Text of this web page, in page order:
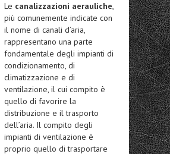
Le canalizzazioni aerauliche,
più comunemente indicate con
il nome di canali d’aria,
rappresentano una parte
fondamentale degli impianti di
condizionamento, di
climatizzazione e di
ventilazione, il cui compito è
quello di favorire la
distribuzione e il trasporto
dell’aria. Il compito degli
impianti di ventilazione è
proprio quello di trasportare